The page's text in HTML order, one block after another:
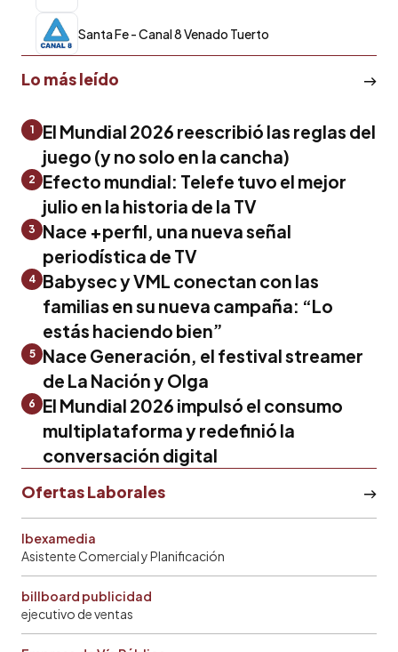
Santa Fe - Canal 8 Venado Tuerto
Lo más leído
1
El Mundial 2026 reescribió las reglas del
juego (y no solo en la cancha)
2
Efecto mundial: Telefe tuvo el mejor
julio en la historia de la TV
3
Nace +perfil, una nueva señal
periodística de TV
4 Babysec y VML conectan con las
familias en su nueva campaña: “Lo
estás haciendo bien”
5
Nace Generación, el festival streamer
de La Nación y Olga
6
El Mundial 2026 impulsó el consumo
multiplataforma y redefinió la
conversación digital
Ofertas Laborales
Ibexamedia
Asistente Comercial y Planificación
billboard publicidad
ejecutivo de ventas